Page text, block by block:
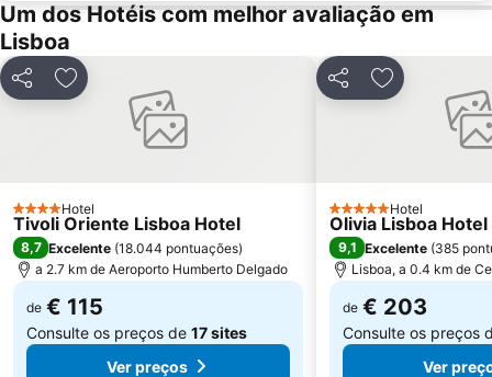
Estádio José Alvalade
Wonderland Lisboa
Algés Beach
Coliseu dos Recreios
Praia da Ribeira do Cavalo
Galapinhos Beach
Um dos Hotéis com melhor avaliação em
Lisboa
PartilharAdicionar aos favoritos
4 Estrelas
Hotel
Tivoli Oriente Lisboa Hotel
8,7 Excelente (18.044 pontuações)
a 2.7 km de Aeroporto Humberto Delgado
de € 115
Consulte os preços de 17 sites
Ver preços
PartilharAdicionar
5 EstrelasHotel
Olivia Lisboa
9,1 Excelente (385
Lisboa, a 0.4 km de
de € 203
Consulte os preços
Ver